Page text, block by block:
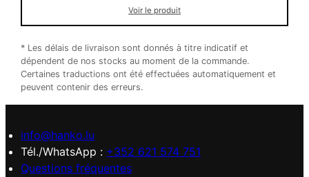
Voir le produit
* Les délais de livraison sont donnés à titre indicatif et
dépendent de nos stocks au moment de la commande.
Certaines traductions ont été effectuées automatiquement et
peuvent contenir des erreurs.
info@hanko.lu
Tél./WhatsApp : +352 621 574 751
Questions fréquentes